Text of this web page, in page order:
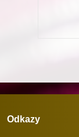
Odkazy